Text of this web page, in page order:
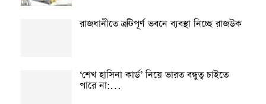
রাজধানীতে ত্রুটিপূর্ণ ভবনে ব্যবস্থা নিচ্ছে রাজউক
‘শেখ হাসিনা কার্ড’ নিয়ে ভারত বন্ধুত্ব চাইতে
পারে না:…